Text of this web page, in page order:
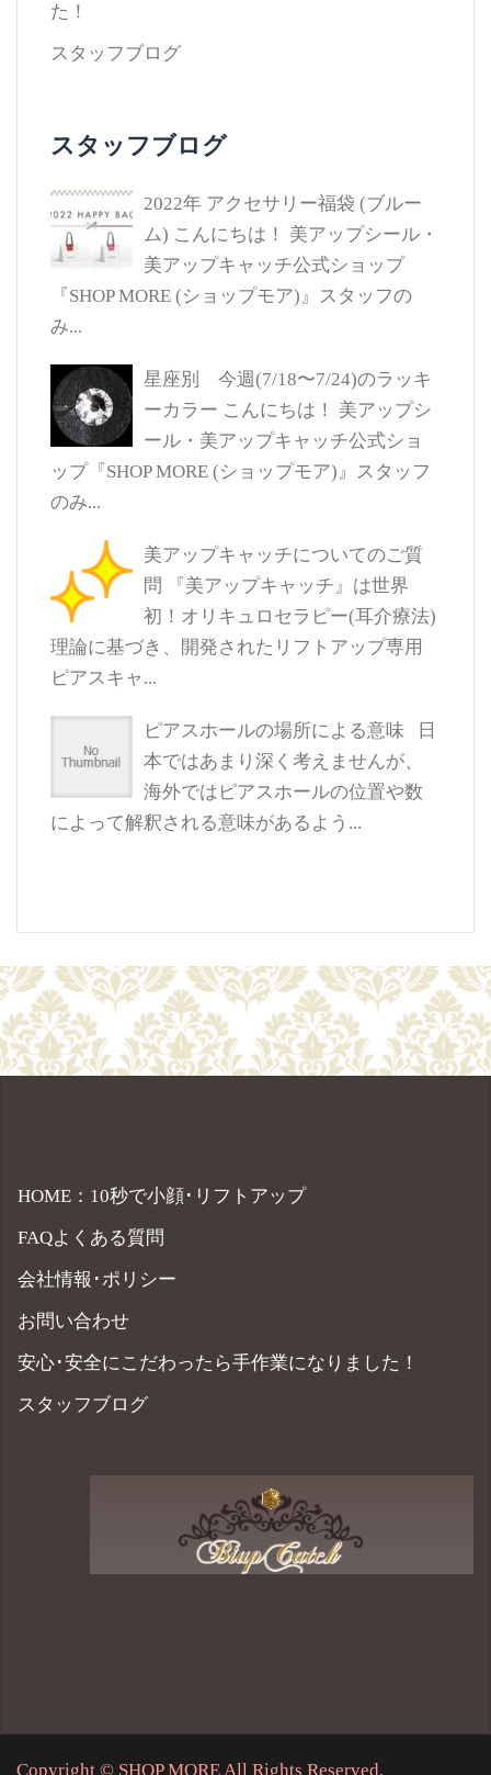
た！
スタッフブログ
スタッフブログ
2022年 アクセサリー福袋 (ブルー
ム) こんにちは！ 美アップシール・
美アップキャッチ公式ショップ
『SHOP MORE (ショップモア)』スタッフの
み...
星座別 今週(7/18〜7/24)のラッキ
ーカラー こんにちは！ 美アップシ
ール・美アップキャッチ公式ショ
ップ『SHOP MORE (ショップモア)』スタッフ
のみ...
美アップキャッチについてのご質
問
『美アップキャッチ』は世界
初！オリキュロセラピー(耳介療法)
理論に基づき、開発されたリフトアップ専用
ピアスキャ...
ピアスホールの場所による意味
日
本ではあまり深く考えませんが、
海外ではピアスホールの位置や数
によって解釈される意味があるよう...
HOME：10秒で小顔･リフトアップ
FAQよくある質問
会社情報･ポリシー
お問い合わせ
安心･安全にこだわったら手作業になりました！
スタッフブログ
Copyright © SHOP MORE All Rights Reserved.